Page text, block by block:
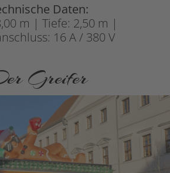
Daten:
m | Tiefe: 2,50 m |
16 A / 380 V
Greifer